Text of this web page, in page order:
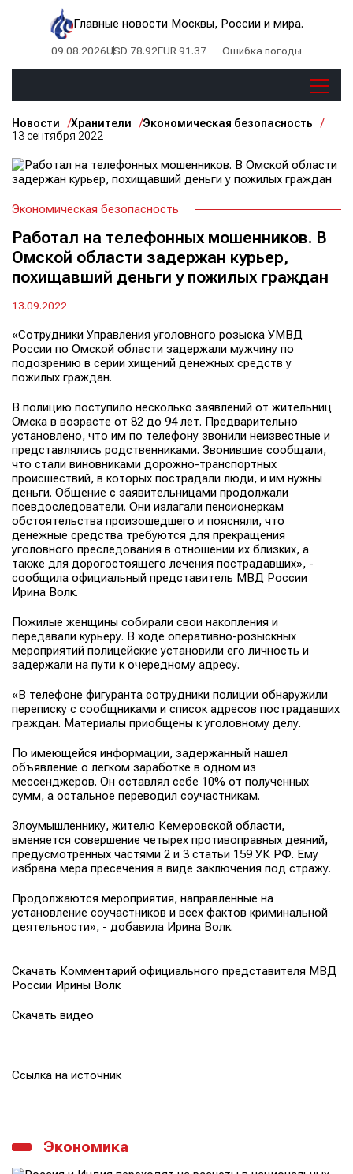
Главные новости Москвы, России и мира.
09.08.2026USD 78.92EUR 91.37 Ошибка погоды
Новости Хранители
Экономическая безопасность
13 сентября 2022
Экономическая безопасность
Работал на телефонных мошенников. В
Омской области задержан курьер,
похищавший деньги у пожилых граждан
13.09.2022
«Сотрудники Управления уголовного розыска УМВД
России по Омской области задержали мужчину по
подозрению в серии хищений денежных средств у
пожилых граждан.
В полицию поступило несколько заявлений от жительниц
Омска в возрасте от 82 до 94 лет. Предварительно
установлено, что им по телефону звонили неизвестные и
представлялись родственниками. Звонившие сообщали,
что стали виновниками дорожно-транспортных
происшествий, в которых пострадали люди, и им нужны
деньги. Общение с заявительницами продолжали
псевдоследователи. Они излагали пенсионеркам
обстоятельства произошедшего и поясняли, что
денежные средства требуются для прекращения
уголовного преследования в отношении их близких, а
также для дорогостоящего лечения пострадавших», -
сообщила официальный представитель МВД России
Ирина Волк.
Пожилые женщины собирали свои накопления и
передавали курьеру. В ходе оперативно-розыскных
мероприятий полицейские установили его личность и
задержали на пути к очередному адресу.
«В телефоне фигуранта сотрудники полиции обнаружили
переписку с сообщниками и список адресов пострадавших
граждан. Материалы приобщены к уголовному делу.
По имеющейся информации, задержанный нашел
объявление о легком заработке в одном из
мессенджеров. Он оставлял себе 10% от полученных
сумм, а остальное переводил соучастникам.
Злоумышленнику, жителю Кемеровской области,
вменяется совершение четырех противоправных деяний,
предусмотренных частями 2 и 3 статьи 159 УК РФ. Ему
избрана мера пресечения в виде заключения под стражу.
Продолжаются мероприятия, направленные на
установление соучастников и всех фактов криминальной
деятельности», - добавила Ирина Волк.
Скачать Комментарий официального представителя МВД
России Ирины Волк
Скачать видео
Ссылка на источник
Экономика